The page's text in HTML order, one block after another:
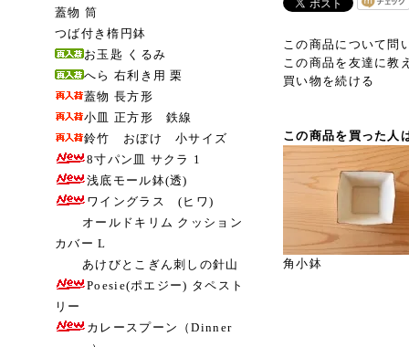
蓋物 筒
つば付き楕円鉢
お玉匙 くるみ
へら 右利き用 栗
蓋物 長方形
小皿 正方形 鉄線
鈴竹 おぼけ 小サイズ
8寸パン皿 サクラ 1
浅底モール鉢(透)
ワイングラス (ヒワ)
オールドキリム クッション
カバー L
あけびとこぎん刺しの針山
Poesie(ポエジー) タペスト
リー
カレースプーン（Dinner
この商品について問
この商品を友達に教
買い物を続ける
この商品を買った人
角小鉢